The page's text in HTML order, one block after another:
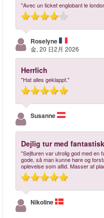
"Avec un ticket englobant le
Roselyne
金, 20 日2月 2026
Herrlich
"Hat alles geklappt."
Susanne
Dejlig tur med
"Sejlturen var utrolig god med en
gode, så man kunne høre og
oplevelse som altid. Masser af
Nikoline